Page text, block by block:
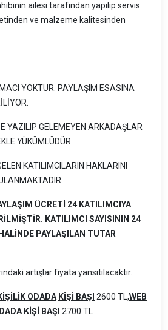
ailesi tarafından yapılıp servis
ve malzeme kalitesinden
YOKTUR. PAYLAŞIM ESASINA
YAZILIP GELEMEYEN ARKADAŞLAR
YÜKÜMLÜDÜR.
KATILIMCILARIN HAKLARINI
ÜCRETİ 24 KATILIMCIYA
KATILIMCI SAYISININ 24
PAYLAŞILAN TUTAR
artışlar fiyata yansıtılacaktır.
ODADA KİŞİ BAŞI 2600 TL,WEB
KİŞİ BAŞI 2700 TL